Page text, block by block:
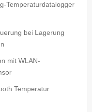
Temperaturdatalogger
bei Lagerung
mit WLAN-
Temperatur